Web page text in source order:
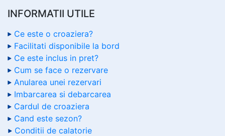
INFORMATII UTILE
Ce este o croaziera?
Facilitati disponibile la bord
Ce este inclus in pret?
Cum se face o rezervare
Anularea unei rezervari
Imbarcarea si debarcarea
Cardul de croaziera
Cand este sezon?
Conditii de calatorie